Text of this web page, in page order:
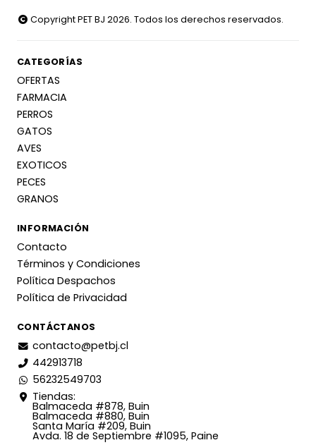
Copyright PET BJ 2026. Todos los derechos reservados.
CATEGORÍAS
OFERTAS
FARMACIA
PERROS
GATOS
AVES
EXOTICOS
PECES
GRANOS
INFORMACIÓN
Contacto
Términos y Condiciones
Política Despachos
Política de Privacidad
CONTÁCTANOS
contacto@petbj.cl
442913718
56232549703
Tiendas:
Balmaceda #878, Buin
Balmaceda #880, Buin
Santa María #209, Buin
Avda. 18 de Septiembre #1095, Paine